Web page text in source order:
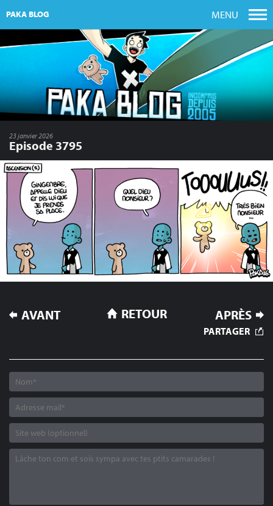
PAKA BLOG MENU
23 janvier 2026
Episode 3795
NAVIGATION
DE
AVANT APRÈS
RETOUR
PARTAGER